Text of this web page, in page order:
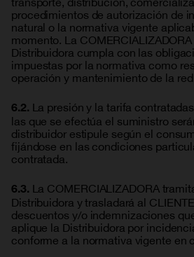
procedimientos de autorización de
natural o la normativa vigente
momento. La
Distribuidora cumpla con las
impuestas por la normativa como
operación y mantenimiento de la
6.2. La presión y la tarifa
las que se efectúa el suministro
distribuidor estipule según el
fijándose en las condiciones
contratada.
6.3. La COMERCIALIZADORA
Distribuidora y trasladará al
descuentos y/o indemnizaciones
aplique la Distribuidora por
conforme a la normativa vigente en